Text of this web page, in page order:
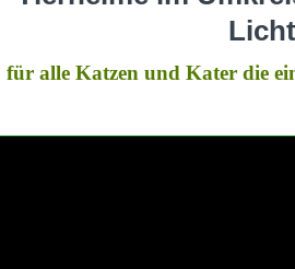
für alle Katzen und Kater die